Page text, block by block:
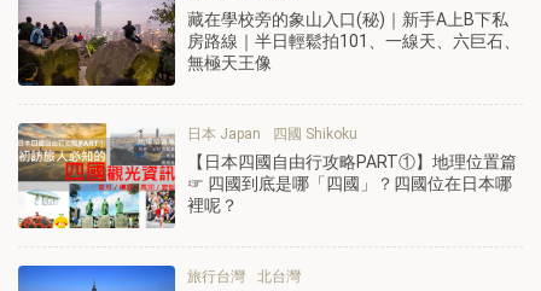
藏在學校旁的象山入口(秘)｜新手A上B下私
房路線｜半日輕鬆拍101、一線天、六巨石、
無極天王像
日本 Japan 四國 Shikoku
【日本四國自由行攻略PART①】地理位置篇
☞ 四國到底是哪「四國」？四國位在日本哪
裡呢？
旅行台灣 北台灣